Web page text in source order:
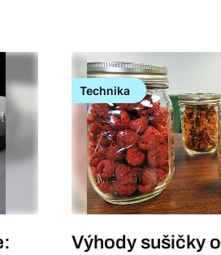
Technika
Výhody sušičky